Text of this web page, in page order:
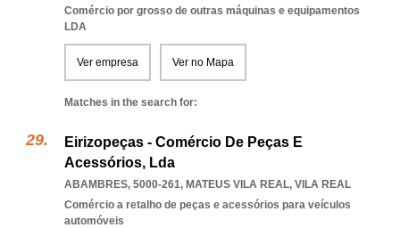
Comércio por grosso de outras máquinas e equipamentos
LDA
Ver empresa Ver no Mapa
Matches in the search for:
Eirizopeças - Comércio De Peças E
Acessórios, Lda
ABAMBRES, 5000-261, MATEUS VILA REAL, VILA REAL
Comércio a retalho de peças e acessórios para veículos
automóveis